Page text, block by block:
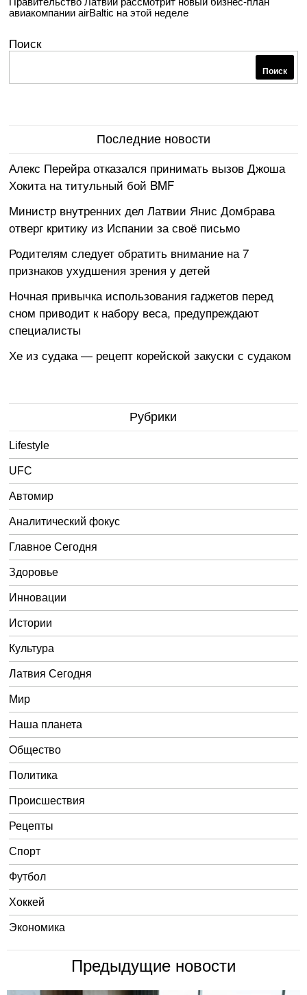
авиакомпании airBaltic на этой неделе
Поиск
Поиск
Последние новости
Алекс Перейра отказался принимать вызов Джоша
Хокита на титульный бой BMF
Министр внутренних дел Латвии Янис Домбрава
отверг критику из Испании за своё письмо
Родителям следует обратить внимание на 7
признаков ухудшения зрения у детей
Ночная привычка использования гаджетов перед
сном приводит к набору веса, предупреждают
специалисты
Хе из судака — рецепт корейской закуски с судаком
Рубрики
Lifestyle
UFC
Автомир
Аналитический фокус
Главное Сегодня
Здоровье
Инновации
Истории
Культура
Латвия Сегодня
Мир
Наша планета
Общество
Политика
Происшествия
Рецепты
Спорт
Футбол
Хоккей
Экономика
Предыдущие новости